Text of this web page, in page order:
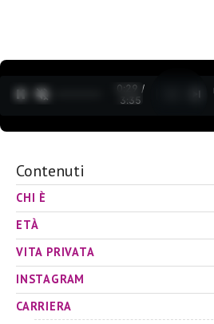
0:30 /
3:35
Contenuti
CHI È
ETÀ
VITA PRIVATA
INSTAGRAM
CARRIERA